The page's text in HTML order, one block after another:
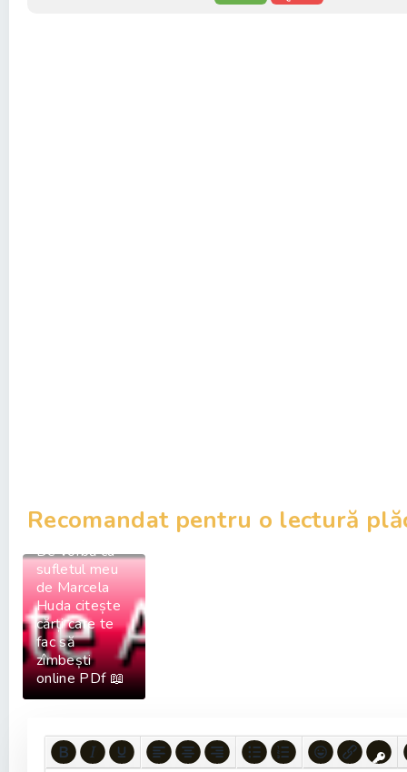
Recomandat pentru o lectură
De vorbă cu
sufletul meu
de Marcela
Huda citește
cărți care te
fac să
zîmbești
online PDf 📖